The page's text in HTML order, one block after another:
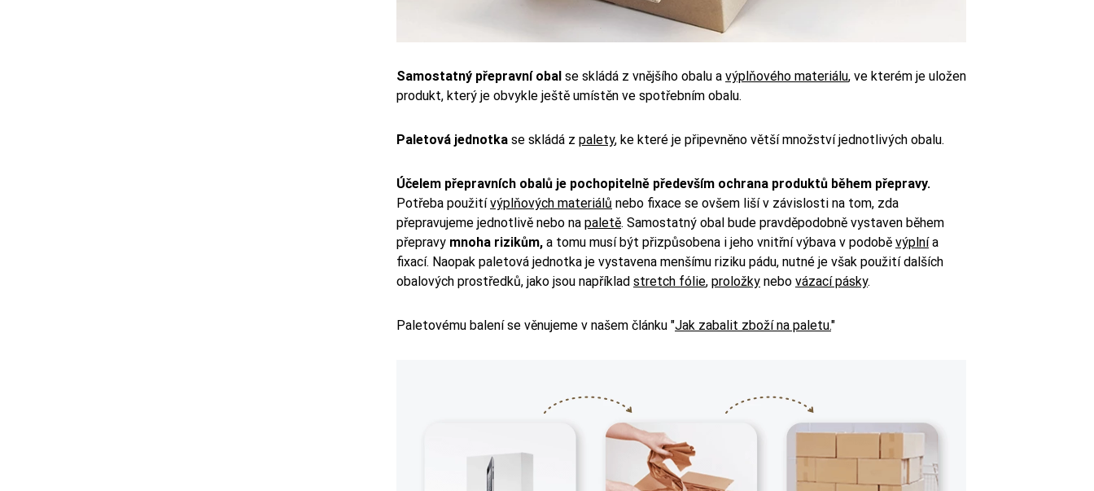
Samostatný přepravní obal se skládá z vnějšího obalu a výplňového materiálu, ve kterém je uložen
produkt, který je obvykle ještě umístěn ve spotřebním obalu.
Paletová jednotka se skládá z palety, ke které je připevněno větší množství jednotlivých obalu.
Účelem přepravních obalů je pochopitelně především ochrana produktů během přepravy.
Potřeba použitívýplňových materiálů nebo fixace se ovšem liší v závislosti na tom, zda
přepravujeme jednotlivě nebo na paletě. Samostatný obal bude pravděpodobně vystaven během
přepravy mnoha rizikům, a tomu musí být přizpůsobena i jeho vnitřní výbava v podobě výplnía
fixací. Naopak paletová jednotka je vystavena menšímu riziku pádu, nutné je však použití dalších
obalových prostředků, jako jsou například stretch fólie, proložky nebo vázací pásky.
Paletovému balení se věnujeme v našem článku "Jak zabalit zboží na paletu."